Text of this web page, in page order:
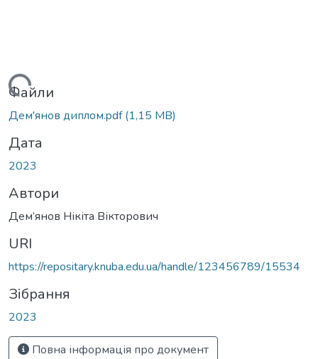
Вантажиться...
Файли
Дем'янов диплом.pdf(1,15 MB)
Дата
2023
Автори
Дем’янов Нікіта Вікторович
URI
https://repositary.knuba.edu.ua/handle/123456789/15534
Зібрання
2023
Повна інформація про документ